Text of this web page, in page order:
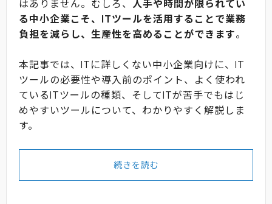
はありません。むしろ、 人手や時間が限られてい
る中小企業こそ、ITツールを活用することで業務
負担を減らし、生産性を高めることができます。
本記事では、ITに詳しくない中小企業向けに、IT
ツールの必要性や導入前のポイント、よく使われ
ているITツールの種類、そしてITが苦手でもはじ
めやすいツールについて、わかりやすく解説しま
す。
続きを読む